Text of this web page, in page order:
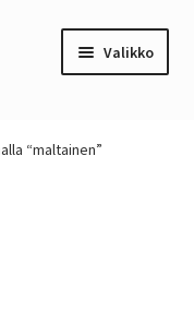
Valikko
“maltainen”